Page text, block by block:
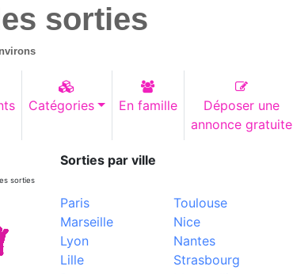
sorties
Catégories En famille
Déposer une
annonce gratuite
sorties
Sorties par ville
Paris
Marseille
Lyon
Lille
Toulouse
Nice
Nantes
Strasbourg